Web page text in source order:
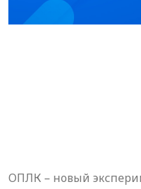
ОПЛК – новый